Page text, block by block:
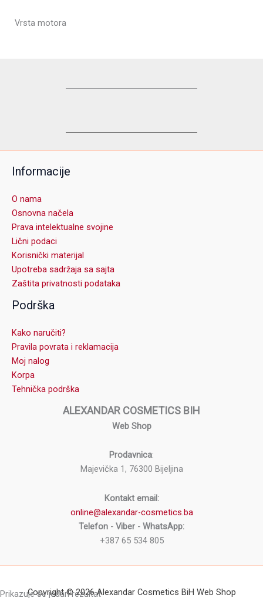
Vrsta motora
Prikazuje se jedan rezultat
Informacije
O nama
Osnovna načela
Prava intelektualne svojine
Lični podaci
Korisnički materijal
Upotreba sadržaja sa sajta
Zaštita privatnosti podataka
Podrška
Kako naručiti?
Pravila povrata i reklamacija
Moj nalog
Korpa
Tehnička podrška
ALEXANDAR COSMETICS BIH
Web Shop
Prodavnica:
Majevička 1, 76300 Bijeljina
Kontakt email:
online@alexandar-cosmetics.ba
Telefon - Viber - WhatsApp:
+387 65 534 805
Copyright © 2026 Alexandar Cosmetics BiH Web Shop